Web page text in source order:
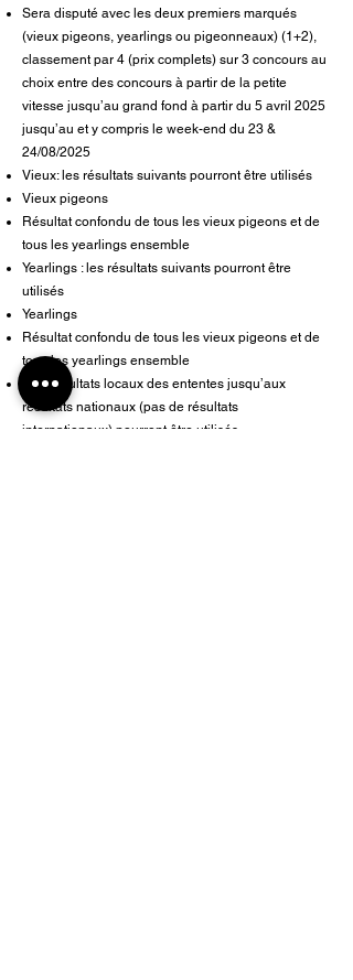
Sera disputé avec les deux premiers marqués
(vieux pigeons, yearlings ou pigeonneaux) (1+2),
classement par 4 (prix complets) sur 3 concours au
choix entre des concours à partir de la petite
vitesse jusqu’au grand fond à partir du 5 avril 2025
jusqu’au et y compris le week-end du 23 &
24/08/2025
Vieux: les résultats suivants pourront être utilisés
Vieux pigeons
Résultat confondu de tous les vieux pigeons et de
tous les yearlings ensemble
Yearlings : les résultats suivants pourront être
utilisés
Yearlings
Résultat confondu de tous les vieux pigeons et de
tous les yearlings ensemble
Des résultats locaux des ententes jusqu’aux
résultats nationaux (pas de résultats
internationaux) pourront être utilisés